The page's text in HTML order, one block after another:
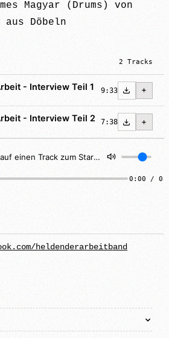
Magyar (Drums) von
Döbeln
2 Tracks
- Interview Teil 1 9:33
- Interview Teil 2 7:38
Klick auf einen Track zum Starten
0:00 /
heldenderarbeitband